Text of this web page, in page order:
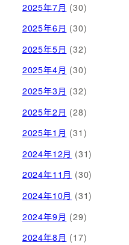
2025年7月 (30)
2025年6月 (30)
2025年5月 (32)
2025年4月 (30)
2025年3月 (32)
2025年2月 (28)
2025年1月 (31)
2024年12月 (31)
2024年11月 (30)
2024年10月 (31)
2024年9月 (29)
2024年8月 (17)